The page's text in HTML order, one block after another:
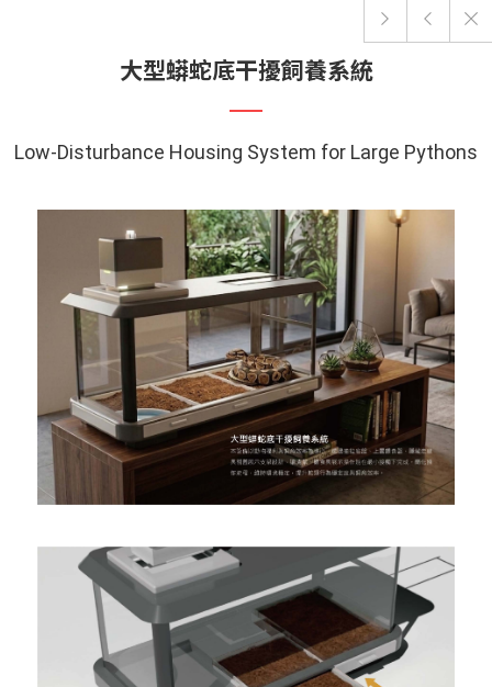
大型蟒蛇底干擾飼養系統
Low-Disturbance Housing System for Large Pythons